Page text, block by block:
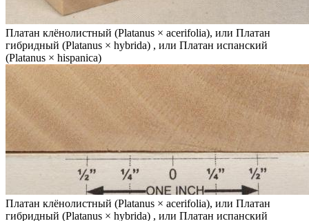
Платан клёнолистный (Platanus × acerifolia), или Платан
гибридный (Platanus × hybrida) , или Платан испанский
(Platanus × hispanica)
Платан клёнолистный (Platanus × acerifolia), или Платан
гибридный (Platanus × hybrida) , или Платан испанский